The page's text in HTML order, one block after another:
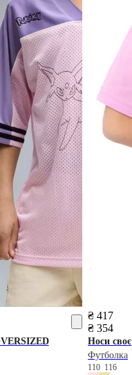
₴ 417
₴ 354
Носи своє
Футболка
110 116